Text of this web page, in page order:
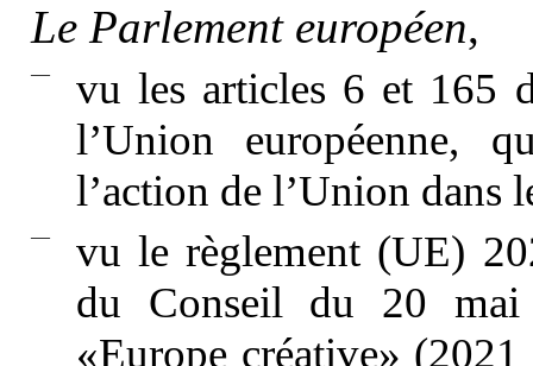
Le Parlement européen,
—
vu les articles 6 et 165
l’Union européenne,
l’action de l’Union dans
—
vu le règlement (UE)
du Conseil du 20 mai
«Europe créative»